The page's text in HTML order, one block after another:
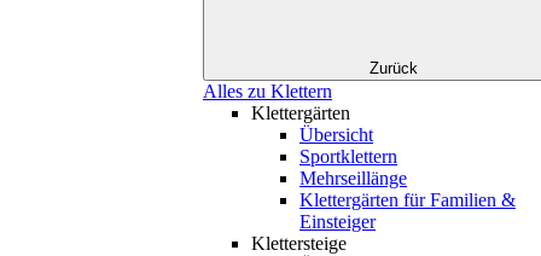
Zurück
Alles zu Klettern
Klettergärten
Übersicht
Sportklettern
Mehrseillänge
Klettergärten für Familien &
Einsteiger
Klettersteige